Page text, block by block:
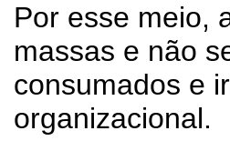
Por esse meio,
massas e não
consumados e
organizacional.